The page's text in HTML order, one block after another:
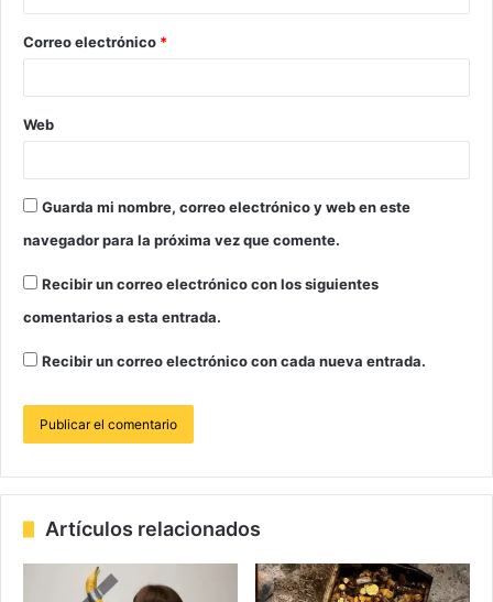
Correo electrónico *
Web
Guarda mi nombre, correo electrónico y web en este
navegador para la próxima vez que comente.
Recibir un correo electrónico con los siguientes
comentarios a esta entrada.
Recibir un correo electrónico con cada nueva entrada.
Artículos relacionados